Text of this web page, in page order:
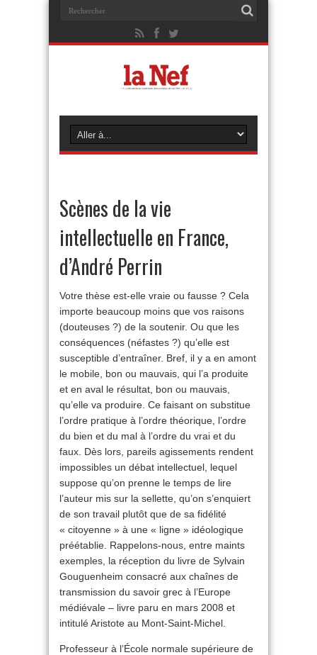
Scènes de la vie
intellectuelle en France,
d’André Perrin
Votre thèse est-elle vraie ou fausse ? Cela
importe beaucoup moins que vos raisons
(douteuses ?) de la soutenir. Ou que les
conséquences (néfastes ?) qu’elle est
susceptible d’entraîner. Bref, il y a en amont
le mobile, bon ou mauvais, qui l’a produite
et en aval le résultat, bon ou mauvais,
qu’elle va produire. Ce faisant on substitue
l’ordre pratique à l’ordre théorique, l’ordre
du bien et du mal à l’ordre du vrai et du
faux. Dès lors, pareils agissements rendent
impossibles un débat intellectuel, lequel
suppose qu’on prenne le temps de lire
l’auteur mis sur la sellette, qu’on s’enquiert
de son travail plutôt que de sa fidélité
« citoyenne » à une « ligne » idéologique
préétablie. Rappelons-nous, entre maints
exemples, la réception du livre de Sylvain
Gouguenheim consacré aux chaînes de
transmission du savoir grec à l’Europe
médiévale – livre paru en mars 2008 et
intitulé Aristote au Mont-Saint-Michel.
Professeur à l’École normale supérieure de